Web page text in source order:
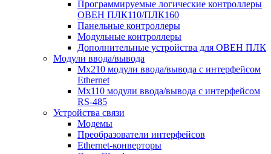
Программируемые логические контроллеры
ОВЕН ПЛК110/ПЛК160
Панельные контроллеры
Модульные контроллеры
Дополнительные устройства для ОВЕН ПЛК
Модули ввода/вывода
Мх210 модули ввода/вывода с интерфейсом
Ethernet
Мх110 модули ввода/вывода с интерфейсом
RS-485
Устройства связи
Модемы
Преобразователи интерфейсов
Ethernet-конверторы